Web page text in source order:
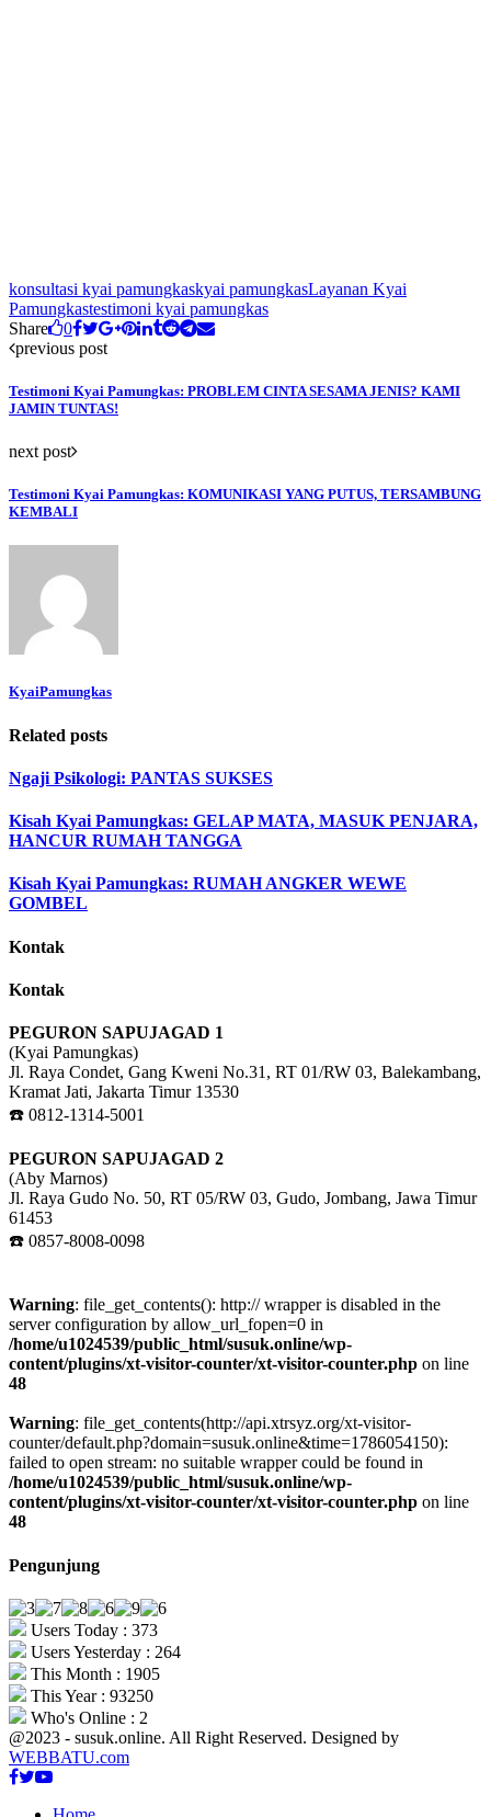
konsultasi kyai pamungkaskyai pamungkasLayanan Kyai
Pamungkastestimoni kyai pamungkas
Share
0
previous post
Testimoni Kyai Pamungkas: PROBLEM CINTA SESAMA JENIS? KAMI
JAMIN TUNTAS!
next post
Testimoni Kyai Pamungkas: KOMUNIKASI YANG PUTUS, TERSAMBUNG
KEMBALI
KyaiPamungkas
Related posts
Ngaji Psikologi: PANTAS SUKSES
Kisah Kyai Pamungkas: GELAP MATA, MASUK PENJARA,
HANCUR RUMAH TANGGA
Kisah Kyai Pamungkas: RUMAH ANGKER WEWE
GOMBEL
Kontak
Kontak
PEGURON SAPUJAGAD 1
(Kyai Pamungkas)
Jl. Raya Condet, Gang Kweni No.31, RT 01/RW 03, Balekambang,
Kramat Jati, Jakarta Timur 13530
☎️ 0812-1314-5001
PEGURON SAPUJAGAD 2
(Aby Marnos)
Jl. Raya Gudo No. 50, RT 05/RW 03, Gudo, Jombang, Jawa Timur
61453
☎️ 0857-8008-0098
Warning: file_get_contents(): http:// wrapper is disabled in the
server configuration by allow_url_fopen=0 in
/home/u1024539/public_html/susuk.online/wp-
content/plugins/xt-visitor-counter/xt-visitor-counter.php on line
48
Warning: file_get_contents(http://api.xtrsyz.org/xt-visitor-
counter/default.php?domain=susuk.online&time=1786054150):
failed to open stream: no suitable wrapper could be found in
/home/u1024539/public_html/susuk.online/wp-
content/plugins/xt-visitor-counter/xt-visitor-counter.php on line
48
Pengunjung
Users Today : 373
Users Yesterday : 264
This Month : 1905
This Year : 93250
Who's Online : 2
@2023 - susuk.online. All Right Reserved. Designed by
WEBBATU.com
Facebook
Twitter
Youtube